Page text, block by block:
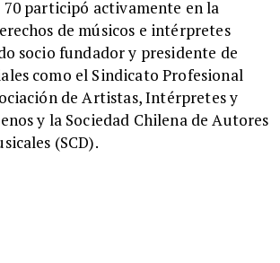
70 participó activamente en la
de músicos e intérpretes
socio fundador y presidente de
como el Sindicato Profesional
de Artistas, Intérpretes y
y la Sociedad Chilena de Autores
(SCD).